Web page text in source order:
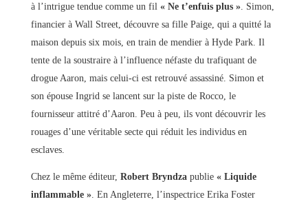
à l’intrigue tendue comme un fil « Ne t’enfuis plus ». Simon,
financier à Wall Street, découvre sa fille Paige, qui a quitté la
maison depuis six mois, en train de mendier à Hyde Park. Il
tente de la soustraire à l’influence néfaste du trafiquant de
drogue Aaron, mais celui-ci est retrouvé assassiné. Simon et
son épouse Ingrid se lancent sur la piste de Rocco, le
fournisseur attitré d’Aaron. Peu à peu, ils vont découvrir les
rouages d’une véritable secte qui réduit les individus en
esclaves.
Chez le même éditeur, Robert Bryndza publie « Liquide
inflammable ». En Angleterre, l’inspectrice Erika Foster